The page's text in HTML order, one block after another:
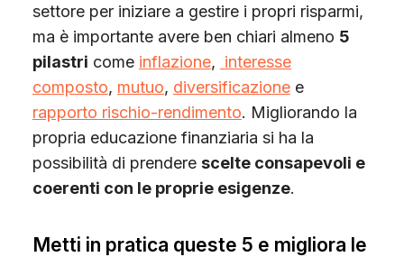
settore per iniziare a gestire i propri risparmi,
ma è importante avere ben chiari almeno 5
pilastri come inflazione, interesse
composto, mutuo, diversificazionee
rapporto rischio-rendimento. Migliorando la
propria educazione finanziaria si ha la
possibilità di prendere scelte consapevoli e
coerenti con le proprie esigenze.
Metti in pratica queste 5 e migliora le